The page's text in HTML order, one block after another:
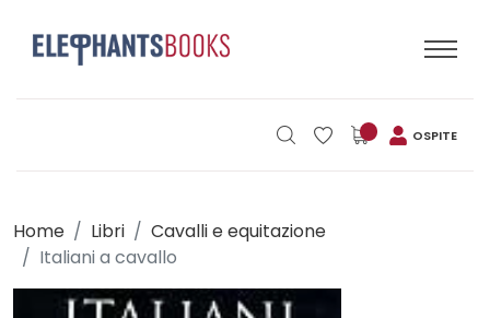
OSPITE
Home Libri
Cavalli e equitazione
Italiani a cavallo